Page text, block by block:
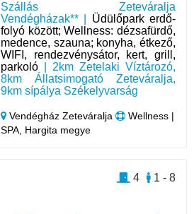
Szállás Zeteváralja
Vendégházak** | Üdülőpark erdő-
folyó között; Wellness: dézsafürdő,
medence, szauna; konyha, étkező,
WIFI, rendezvénysátor, kert, grill,
parkoló | 2km Zetelaki Víztározó,
8km Állatsimogató Zeteváralja,
9km sípálya Székelyvarság
Vendégház Zeteváralja
Wellness |
SPA, Hargita megye
1 - 8
4